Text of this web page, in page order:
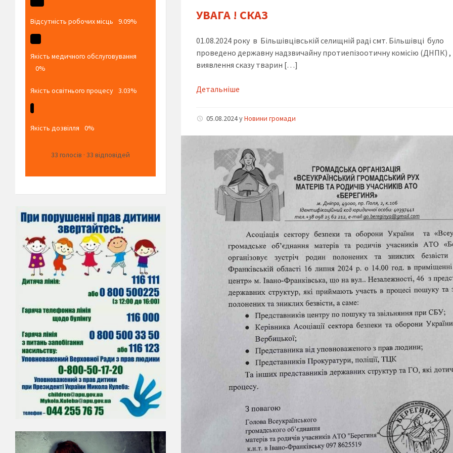
УВАГА ! СКАЗ
01.08.2024 року в Більшівцівській селищній раді смт. Більшівці було
проведено державну надзвичайну протиепізоотичну комісію (ДНПК)
виявлення сказу тварин […]
Детальніше
05.08.2024yНовини громади
Відсутність робочих місць 9.09%
Якість медичного обслуговування
0%
Якість освітнього процесу 3.03%
Якість дозвілля 0%
33 голосів ·33 відповідей